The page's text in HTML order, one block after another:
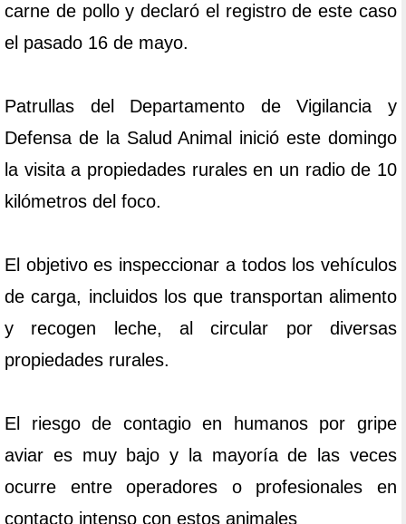
carne de pollo y declaró el registro de este caso
el pasado 16 de mayo.
Patrullas del Departamento de Vigilancia y
Defensa de la Salud Animal inició este domingo
la visita a propiedades rurales en un radio de 10
kilómetros del foco.
El objetivo es inspeccionar a todos los vehículos
de carga, incluidos los que transportan alimento
y recogen leche, al circular por diversas
propiedades rurales.
El riesgo de contagio en humanos por gripe
aviar es muy bajo y la mayoría de las veces
ocurre entre operadores o profesionales en
contacto intenso con estos animales